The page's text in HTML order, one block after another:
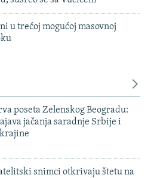
u trećoj mogućoj masovnoj
poseta Zelenskog Beogradu:
jačanja saradnje Srbije i
snimci otkrivaju štetu na